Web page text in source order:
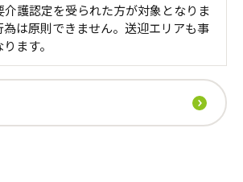
護認定を受られた方が対象となりま
為は原則できません。送迎エリアも事
ます。